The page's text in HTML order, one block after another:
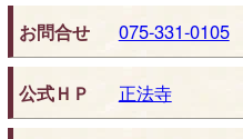
お問合せ 075-331-0105
公式ＨＰ 正法寺